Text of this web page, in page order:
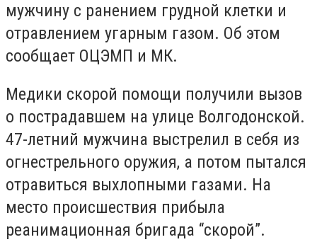
мужчину с ранением грудной клетки и
отравлением угарным газом. Об этом
сообщает ОЦЭМП и МК.
Медики скорой помощи получили вызов
о пострадавшем на улице Волгодонской.
47-летний мужчина выстрелил в себя из
огнестрельного оружия, а потом пытался
отравиться выхлопными газами. На
место происшествия прибыла
реанимационная бригада “скорой”.